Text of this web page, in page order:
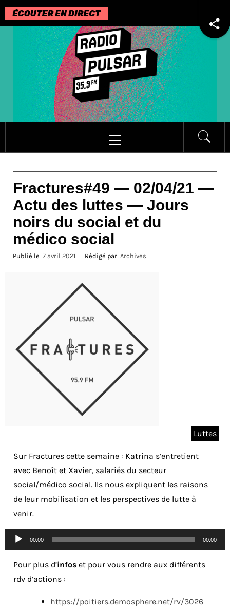
Passer
au
contenu
principal
Fractures#49 — 02/04/21 —
Actu des luttes — Jours
noirs du social et du
médico social
Publié le 7 avril 2021 Rédigé par Archives
Luttes
Sur Fractures cette semaine : Katrina s’entretient
avec Benoît et Xavier, salariés du secteur
social/médico social. Ils nous expliquent les raisons
de leur mobilisation et les perspectives de lutte à
venir.
Lecteur
audio
00:00 00:00
Pour plus d’infos et pour vous rendre aux différents
rdv d’actions :
https://poitiers.demosphere.net/rv/3026